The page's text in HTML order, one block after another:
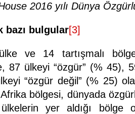
2016 yılı Dünya
bazı bulgular[3]
ve 14 tartışmalı
87 ülkeyi “özgür” (% 45),
“özgür değil” (% 25)
bölgesi, dünyada
yer aldığı bölge